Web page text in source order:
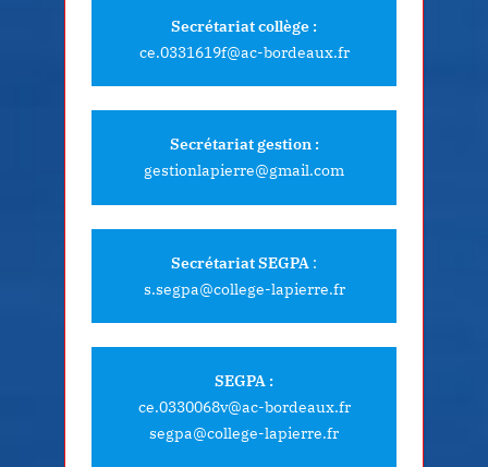
Secrétariat collège :
ce.0331619f@ac-bordeaux.fr
Secrétariat gestion :
gestionlapierre@gmail.com
Secrétariat SEGPA :
s.segpa@college-lapierre.fr
SEGPA :
ce.0330068v@ac-bordeaux.fr
segpa@college-lapierre.fr